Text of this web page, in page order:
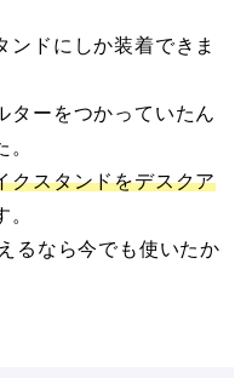
ンドにしか装着できま
ターをつかっていたん
クスタンドをデスクア
。
るなら今でも使いたか